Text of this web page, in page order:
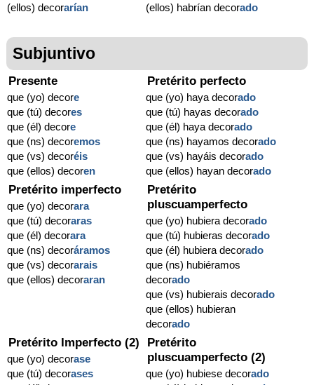
(ellos) decorarían
(ellos) habrían decorado
Subjuntivo
Presente
que (yo) decore
que (tú) decores
que (él) decore
que (ns) decoremos
que (vs) decoréis
que (ellos) decoren
Pretérito perfecto
que (yo) haya decorado
que (tú) hayas decorado
que (él) haya decorado
que (ns) hayamos decorado
que (vs) hayáis decorado
que (ellos) hayan decorado
Pretérito imperfecto
que (yo) decorara
que (tú) decoraras
que (él) decorara
que (ns) decoráramos
que (vs) decorarais
que (ellos) decoraran
Pretérito
pluscuamperfecto
que (yo) hubiera decorado
que (tú) hubieras decorado
que (él) hubiera decorado
que (ns) hubiéramos
decorado
que (vs) hubierais decorado
que (ellos) hubieran
decorado
Pretérito Imperfecto (2)
que (yo) decorase
que (tú) decorases
Pretérito
pluscuamperfecto (2)
que (yo) hubiese decorado